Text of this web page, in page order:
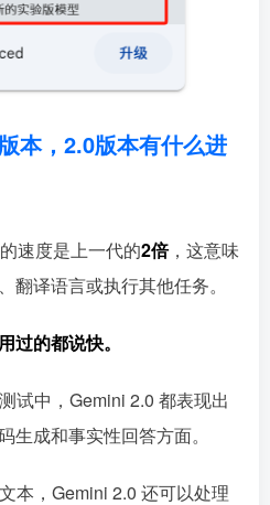
本，2.0版本有什么进
速度是上一代的2倍，这意味
翻译语言或执行其他任务。
过的都说快。
试中，Gemini 2.0 都表现出
生成和事实性回答方面。
本，Gemini 2.0 还可以处理